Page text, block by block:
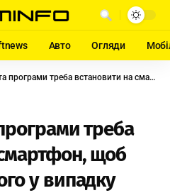
Авто Огляди
встановити на смартфон, щоб легко знайти його у випадку крадіжки
треба
щоб
у випадку